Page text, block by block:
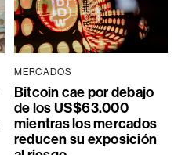
MERCADOS
Bitcoin cae por debajo
de los US$63.000
mientras los mercados
reducen su exposición